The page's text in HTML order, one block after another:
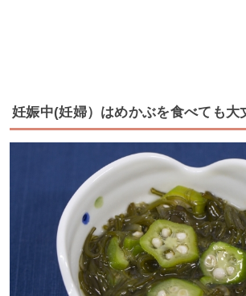
妊娠中(妊婦）はめかぶを食べても大